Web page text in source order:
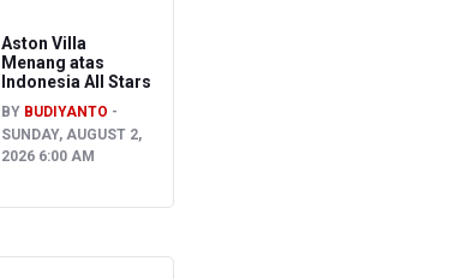
Aston Villa
Menang atas
Indonesia All Stars
BY BUDIYANTO
SUNDAY, AUGUST 2,
2026 6:00 AM